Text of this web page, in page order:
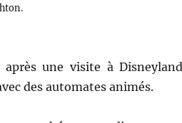
une visite à
des automates animés.